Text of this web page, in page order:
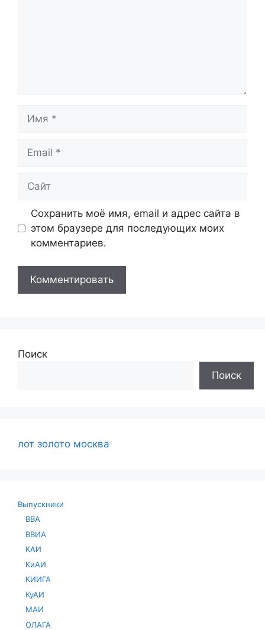
Имя
Email
Сайт
Сохранить моё имя, email и адрес сайта в
этом браузере для последующих моих
комментариев.
Поиск
Поиск
лот золото москва
Выпускники
ВВА
ВВИА
КАИ
КиАИ
КИИГА
КуАИ
МАИ
ОЛАГА